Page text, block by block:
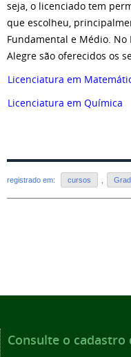
seja, o licenciado tem
que escolheu,
Fundamental e Médio. No
Alegre são oferecidos os
Licenciatura em
Licenciatura em Química
registrado em: cursos
Consulte o cadastro